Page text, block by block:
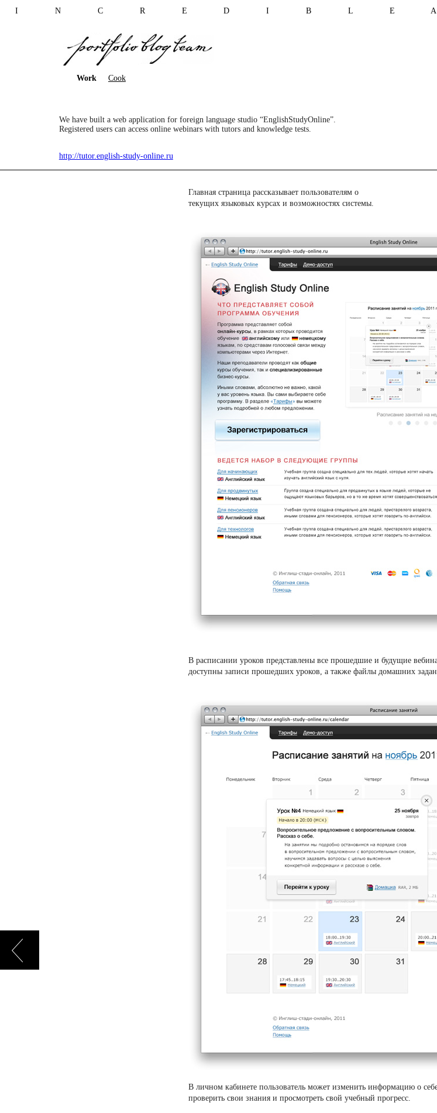
N C R E D I B L E
Work Cook
We have built a web application for foreign language studio “EnglishStudyOnline”.
Registered users can access online webinars with tutors and knowledge tests.
http://tutor.english-study-online.ru
Главная страница рассказывает пользователям о
текущих языковых курсах и возможностях системы.
В расписании уроков представлены все прошедшие и будущиe
доступны записи прошедших уроков, а также файлы домашних
В личном кабинете пользователь может изменить информацию о
проверить свои знания и просмотреть свой учебный прогресс.